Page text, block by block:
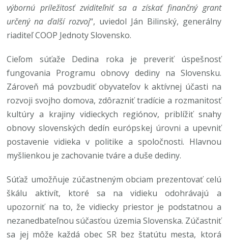
výbornú príležitosť zviditeľniť sa a získať finančný grant
určený na ďalší rozvoj“, uviedol Ján Bilinský, generálny
riaditeľ COOP Jednoty Slovensko.
Cieľom súťaže Dedina roka je preveriť úspešnosť
fungovania Programu obnovy dediny na Slovensku.
Zároveň má povzbudiť obyvateľov k aktívnej účasti na
rozvoji svojho domova, zdôrazniť tradície a rozmanitosť
kultúry a krajiny vidieckych regiónov, priblížiť snahy
obnovy slovenských dedín európskej úrovni a upevniť
postavenie vidieka v politike a spoločnosti. Hlavnou
myšlienkou je zachovanie tváre a duše dediny.
Súťaž umožňuje zúčastneným obciam prezentovať celú
škálu aktivít, ktoré sa na vidieku odohrávajú a
upozorniť na to, že vidiecky priestor je podstatnou a
nezanedbateľnou súčasťou územia Slovenska. Zúčastniť
sa jej môže každá obec SR bez štatútu mesta, ktorá